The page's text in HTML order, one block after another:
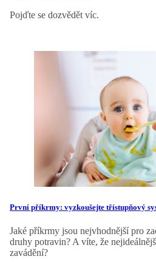
Pojďte se dozvědět víc.
První příkrmy: vyzkoušejte třístupňový
Jaké příkrmy jsou nejvhodnější pro
druhy potravin? A víte, že
zavádění?